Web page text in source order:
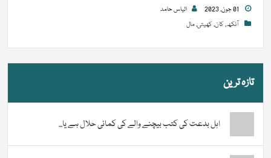
الیاس حامد
آنکھ,کان,کھیتی,مال
تازہ ترین
اہل بدعت کی کتب بیچنے والے کی کمائی حلال ہے یا...